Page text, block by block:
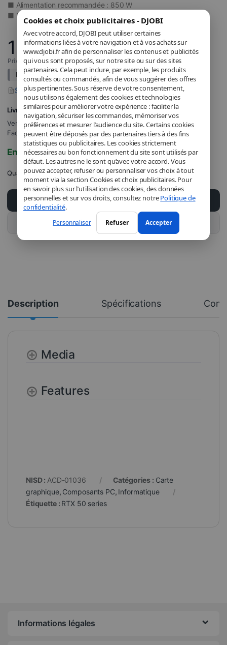
Cookies et choix publicitaires - DJOBI
Avec votre accord, DJOBI peut utiliser certaines
informations liées à votre navigation et à vos achats sur
www.djobi.fr afin de personnaliser les contenus et publicités
qui vous sont proposés, sur notre site ou sur des sites
partenaires. Cela peut inclure, par exemple, les produits
consultés ou commandés, afin de vous suggérer des offres
plus pertinentes. Sous réserve de votre consentement,
nous utilisons également des cookies et technologies
similaires pour améliorer votre expérience : faciliter la
navigation, sécuriser les commandes, mémoriser vos
préférences et mesurer l’audience du site. Certains cookies
peuvent être déposés par des partenaires tiers à des fins
statistiques ou publicitaires. Les cookies strictement
nécessaires au bon fonctionnement du site sont utilisés par
défaut. Les autres ne le sont qu’avec votre accord. Vous
pouvez accepter, refuser ou personnaliser vos choix à tout
moment via la section Cookies et choix publicitaires. Pour
en savoir plus sur l’utilisation des cookies, des données
personnelles et sur vos droits, consultez notrePolitique de
confidentialité.
Personnaliser Refuser Accepter
■ Alimentation recommandée : 850 W
■ Dimensions : L=340 l=140 H=70 mm
1 479,74€
Prix incluant la TVA applicable.
Prix de référence :1.695,00€ Détails
Signaler un problème avec ce produit
Livraison GRATUITE
Vendu et expédié parDJOBI_FR.
Facturé par DJOBI.
En stock
Quantité
Ajouter au panier
Acheter ce produit
Description Spécifications
Media
Features
NISD : ACD-01036 Catégories : Carte
graphique, Composants PC, Informatique
Étiquette : RTX 50 series
Informations légales